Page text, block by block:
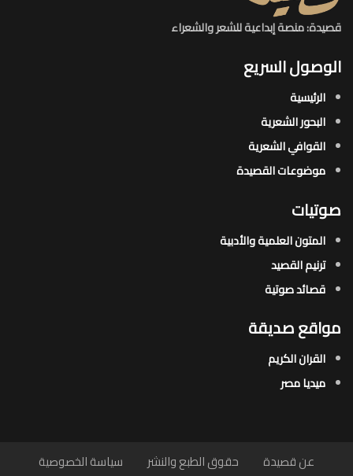
قصيدة: منصة إبداعية للشعر والشعراء
الوصول السريع
الرئيسية
البحور الشعرية​
القوافي الشعرية​
موضوعات القصيدة​
صوتيات
المتون العلمية والأدبية
ترنيم القصيد
قصائد صوتية
مواقع صديقة
القران الكريم
ميديا مصر
عن قصيدة حقوق الطبع والنشر سياسة الخصوصية